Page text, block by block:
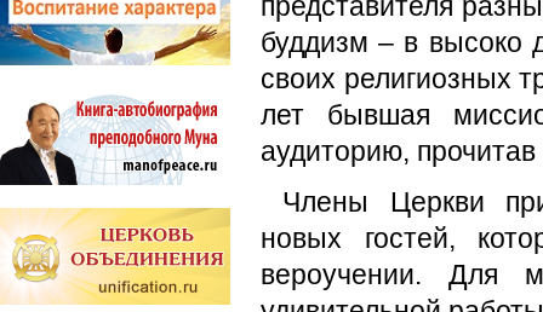
буддизм – в высоко
своих религиозных
лет бывшая
аудиторию,
Члены Церкви
новых гостей,
вероучении. Для